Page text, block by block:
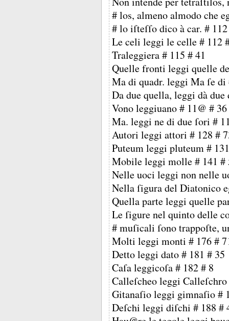
# los, almeno almodo che
# lo iſteſſo dico à car. #
Le celi leggi le celle # 112
Traleggiera # 115 # 41
Quelle fronti leggi quelle
Ma di quadr. leggi Ma ſe di
Da due quella, leggi dà
Vono leggiuano # 11@ # 36
Ma. leggi ne di due ſori #
Autori leggi attori # 128 #
Puteum leggi pluteum #
Mobile leggi molle # 141 #
Nelle uoci leggi non nelle
Nella ſigura del Diatonico
Quella parte leggi quelle
Le ſigure nel quinto delle
# muſicali ſono trappoſte,
Molti leggi monti # 176 #
Detto leggi dato # 181 # 35
Caſa leggicoſa # 182 # 8
Calleſcheo leggi
Gitanaſio leggi gimnaſio #
Deſchi leggi diſchi # 188 #